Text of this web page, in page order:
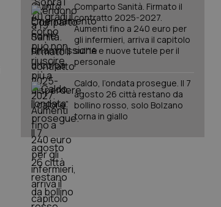
Comparto Sanità. Firmato il
contratto 2025-2027.
Aumenti fino a 240 euro per
gli infermieri, arriva il capitolo
sull'IA e nuove tutele per il
personale
Caldo, l’ondata prosegue. Il 7
agosto 26 città restano da
bollino rosso, solo Bolzano
torna in giallo